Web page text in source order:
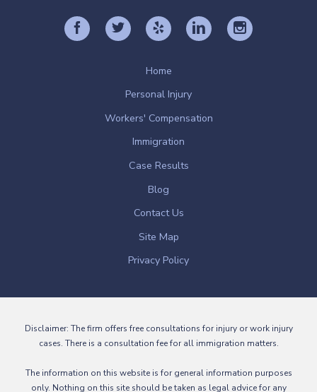
Home
Personal Injury
Workers' Compensation
Immigration
Case Results
Blog
Contact Us
Site Map
Privacy Policy
Disclaimer: The firm offers free consultations for injury or work injury
cases. There is a consultation fee for all immigration matters.
The information on this website is for general information purposes
only. Nothing on this site should be taken as legal advice for any